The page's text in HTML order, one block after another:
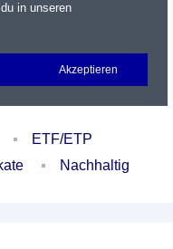
Login
ETF/ETP
Nachhaltig
in unseren
Akzeptieren